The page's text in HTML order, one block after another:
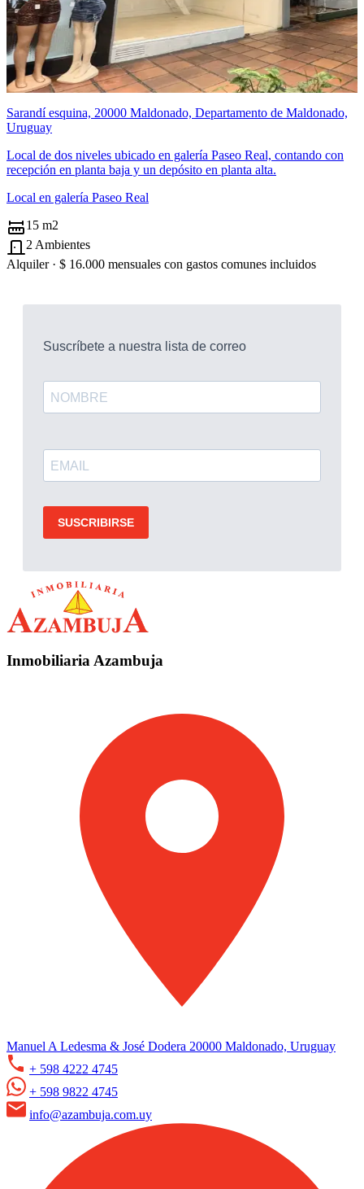
Sarandí esquina, 20000 Maldonado, Departamento de Maldonado,
Uruguay
Local de dos niveles ubicado en galería Paseo Real, contando con
recepción en planta baja y un depósito en planta alta.
Local en galería Paseo Real
15 m2
2 Ambientes
Alquiler · $ 16.000 mensuales con gastos comunes incluidos
Inmobiliaria Azambuja
Manuel A Ledesma & José Dodera 20000 Maldonado, Uruguay
+ 598 4222 4745
+ 598 9822 4745
info@azambuja.com.uy